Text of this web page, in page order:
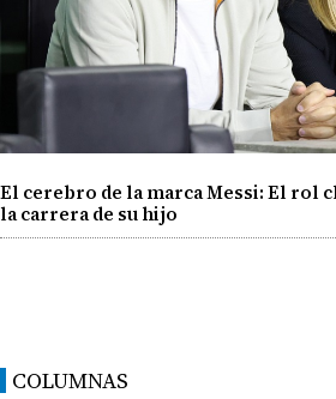
El cerebro de la marca Messi: El rol
la carrera de su hijo
COLUMNAS